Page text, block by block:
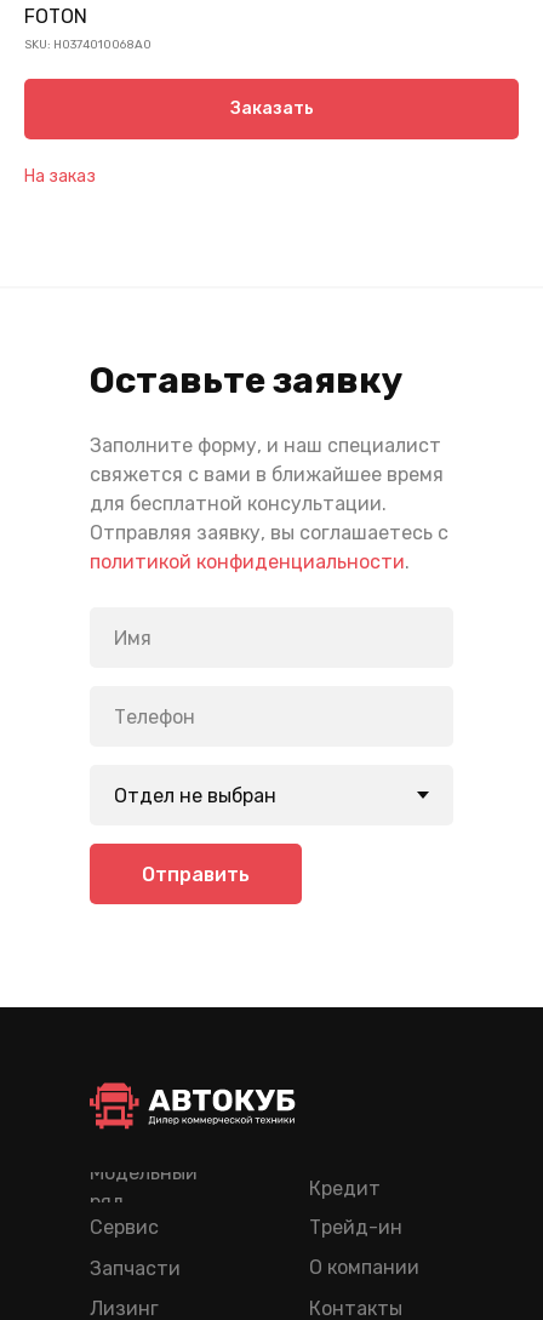
FOTON
SKU: H0374010068A0
Заказать
На заказ
Оставьте заявку
Заполните форму, и наш специалист
свяжется с вами в ближайшее время
для бесплатной консультации.
Отправляя заявку, вы соглашаетесь с
политикой конфиденциальности.
Отправить
Лизинг
Кредит
Трейд-ин
Модельный
ряд
Сервис
Запчасти
О компании
Контакты